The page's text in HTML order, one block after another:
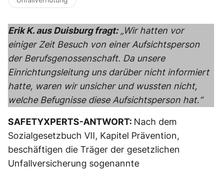
Erik K. aus Duisburg fragt:„Wir hatten vor
einiger Zeit Besuch von einer Aufsichtsperson
der Berufsgenossenschaft. Da unsere
Einrichtungsleitung uns darüber nicht informiert
hatte, waren wir unsicher und wussten nicht,
welche Befugnisse diese Aufsichtsperson hat.“
SAFETYXPERTS-ANTWORT: Nach dem
Sozialgesetzbuch VII, Kapitel Prävention,
beschäftigen die Träger der gesetzlichen
Unfallversicherung sogenannte